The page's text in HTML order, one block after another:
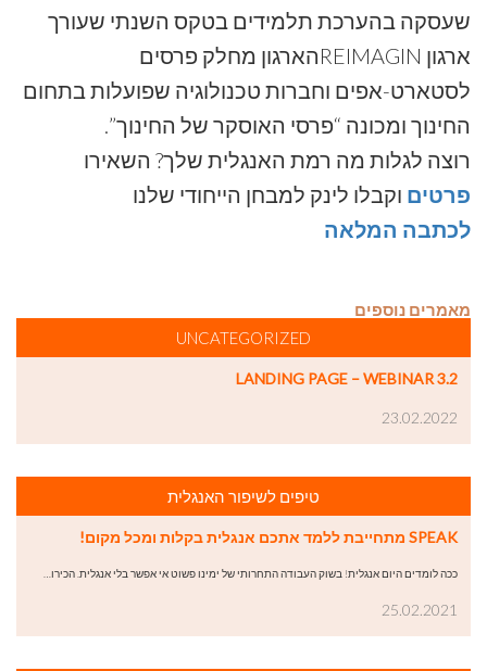
שעסקה בהערכת תלמידים בטקס השנתי שעורך
ארגון REIMAGINהארגון מחלק פרסים
לסטארט-אפים וחברות טכנולוגיה שפועלות בתחום
החינוך ומכונה “פרסי האוסקר של החינוך”.
רוצה לגלות מה רמת האנגלית שלך? השאירו
פרטים וקבלו לינק למבחן הייחודי שלנו
לכתבה המלאה
מאמרים נוספים
UNCATEGORIZED
LANDING PAGE – WEBINAR 3.2
23.02.2022
טיפים לשיפור האנגלית
SPEAK מתחייבת ללמד אתכם אנגלית בקלות ומכל מקום!
ככה לומדים היום אנגלית! בשוק העבודה התחרותי של ימינו פשוט אי אפשר בלי אנגלית. הכירו…
25.02.2021